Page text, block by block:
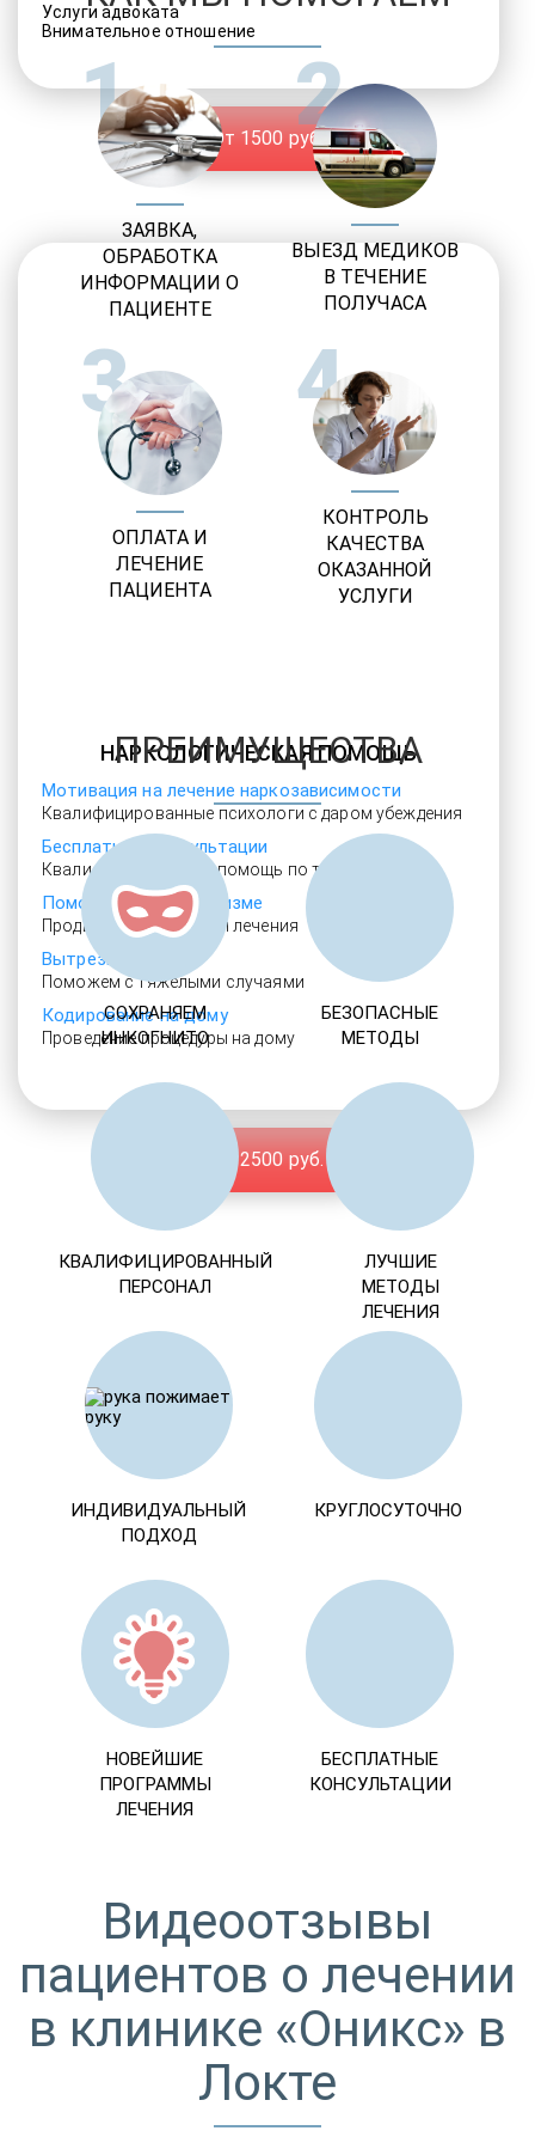
Услуги адвоката
Внимательное отношение
От 1500 руб.
НАРКОЛОГИЧЕСКАЯ ПОМОЩЬ
Мотивация на лечение наркозависимости
Квалифицированные психологи с даром убеждения
Бесплатные консультации
Квалифицированная помощь по телефону
Помощь при алкоголизме
Продвинутые методики лечения
Вытрезвитель
Поможем с тяжелыми случаями
Кодирование на дому
Проведение процедуры на дому
От 2500 руб.
1
ЗАЯВКА,
ОБРАБОТКА
ИНФОРМАЦИИ О
ПАЦИЕНТЕ
2
ВЫЕЗД МЕДИКОВ
В ТЕЧЕНИЕ
ПОЛУЧАСА
3
ОПЛАТА И
ЛЕЧЕНИЕ
ПАЦИЕНТА
4
КОНТРОЛЬ
КАЧЕСТВА
ОКАЗАННОЙ
УСЛУГИ
ПРЕИМУЩЕСТВА
СОХРАНЯЕМ
ИНКОГНИТО
БЕЗОПАСНЫЕ
МЕТОДЫ
КВАЛИФИЦИРОВАННЫЙ
ПЕРСОНАЛ
ЛУЧШИЕ
МЕТОДЫ
ЛЕЧЕНИЯ
ИНДИВИДУАЛЬНЫЙ
ПОДХОД
КРУГЛОСУТОЧНО
НОВЕЙШИЕ
ПРОГРАММЫ
ЛЕЧЕНИЯ
БЕСПЛАТНЫЕ
КОНСУЛЬТАЦИИ
Видеоотзывы
пациентов о лечении
в клинике «Оникс» в
Локте